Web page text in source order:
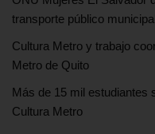
transporte público
Cultura Metro y trabajo
Metro de Quito
Más de 15 mil estudiantes
Cultura Metro